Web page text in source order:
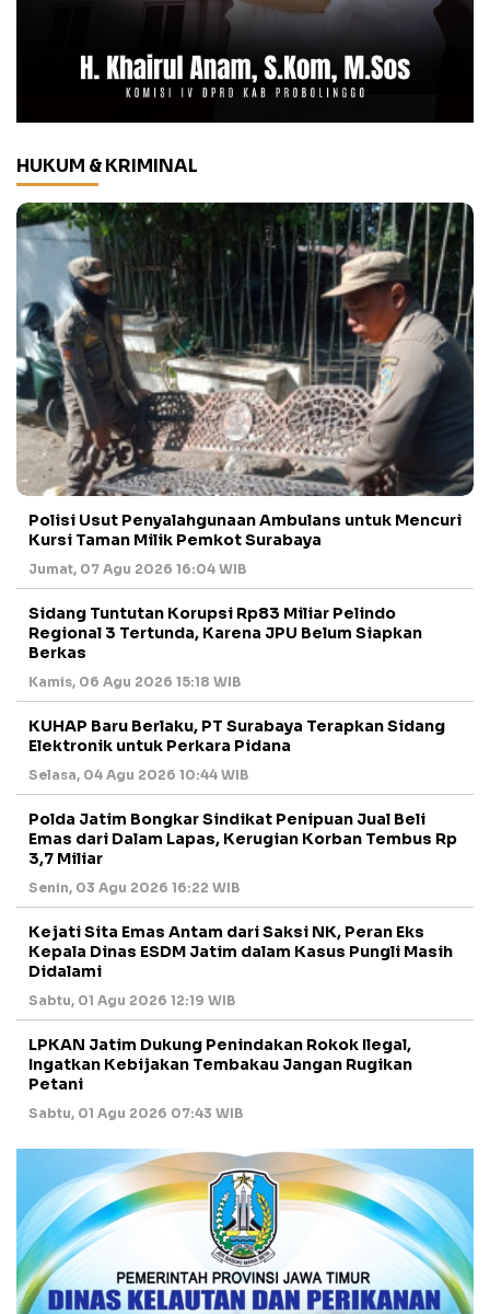
HUKUM & KRIMINAL
Polisi Usut Penyalahgunaan Ambulans untuk Mencuri
Kursi Taman Milik Pemkot Surabaya
Jumat, 07 Agu 2026 16:04 WIB
Sidang Tuntutan Korupsi Rp83 Miliar Pelindo
Regional 3 Tertunda, Karena JPU Belum Siapkan
Berkas
Kamis, 06 Agu 2026 15:18 WIB
KUHAP Baru Berlaku, PT Surabaya Terapkan Sidang
Elektronik untuk Perkara Pidana
Selasa, 04 Agu 2026 10:44 WIB
Polda Jatim Bongkar Sindikat Penipuan Jual Beli
Emas dari Dalam Lapas, Kerugian Korban Tembus Rp
3,7 Miliar
Senin, 03 Agu 2026 16:22 WIB
Kejati Sita Emas Antam dari Saksi NK, Peran Eks
Kepala Dinas ESDM Jatim dalam Kasus Pungli Masih
Didalami
Sabtu, 01 Agu 2026 12:19 WIB
LPKAN Jatim Dukung Penindakan Rokok Ilegal,
Ingatkan Kebijakan Tembakau Jangan Rugikan
Petani
Sabtu, 01 Agu 2026 07:43 WIB